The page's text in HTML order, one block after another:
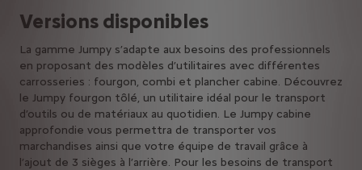
Versions disponibles
La gamme Jumpy s’adapte aux besoins des professionnels
en proposant des modèles d’utilitaires avec différentes
carrosseries : fourgon, combi et plancher cabine. Découvrez
le Jumpy fourgon tôlé, un utilitaire idéal pour le transport
d’outils ou de matériaux au quotidien. Le Jumpy cabine
approfondie vous permettra de transporter vos
marchandises ainsi que votre équipe de travail grâce à
l’ajout de 3 sièges à l’arrière. Pour les besoins de transport